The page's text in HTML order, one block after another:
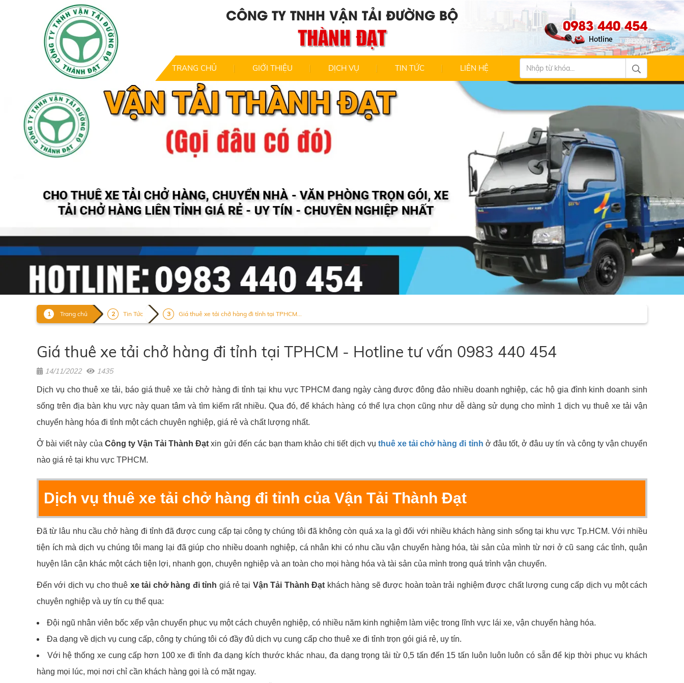
CÔNG TY TNHH VẬN TẢI ĐƯỜNG BỘ
THÀNH ĐẠT 0983 440 454
TRANG CHỦ GIỚI THIỆU DỊCH VỤ TIN TỨC LIÊN HỆ
Trang chủ Tin Tức Giá thuê xe tải chở hàng đi tỉnh tại TPHCM...
Giá thuê xe tải chở hàng đi tỉnh tại TPHCM - Hotline tư vấn 0983 440 454
14/11/2022 1435
Dịch vụ cho thuê xe tải, báo giá thuê xe tải chở hàng đi tỉnh tại khu vực TPHCM đang ngày càng được đông đảo nhiều doanh nghiệp, các hộ gia đình kinh doanh sinh
sống trên địa bàn khu vực này quan tâm và tìm kiếm rất nhiều. Qua đó, để khách hàng có thể lựa chọn cũng như dễ dàng sử dụng cho mình 1 dịch vụ thuê xe tải vận
chuyển hàng hóa đi tỉnh một cách chuyên nghiệp, giá rẻ và chất lượng nhất.
Ở bài viết này của Công ty Vận Tải Thành Đạtxin gửi đến các bạn tham khảo chi tiết dịch vụ thuê xe tải chở hàng đi tỉnh ở đâu tốt, ở đâu uy tín và công ty vận chuyển
nào giá rẻ tại khu vực TPHCM.
Dịch vụ thuê xe tải chở hàng đi tỉnh của Vận Tải Thành Đạt
Đã từ lâu nhu cầu chở hàng đi tỉnh đã được cung cấp tại công ty chúng tôi đã không còn quá xa lạ gì đối với nhiều khách hàng sinh sống tại khu vực Tp.HCM. Với nhiều
tiện ích mà dịch vụ chúng tôi mang lại đã giúp cho nhiều doanh nghiệp, cá nhân khi có nhu cầu vận chuyển hàng hóa, tài sản của mình từ nơi ở cũ sang các tỉnh, quận
huyện lân cận khác một cách tiện lợi, nhanh gọn, chuyên nghiệp và an toàn cho mọi hàng hóa và tài sản của mình trong quá trình vận chuyển.
Đến với dịch vụ cho thuê xe tải chở hàng đi tỉnh giá rẻ tại Vận Tải Thành Đạt khách hàng sẽ được hoàn toàn trải nghiệm được chất lượng cung cấp dịch vụ một cách
chuyên nghiệp và uy tín cụ thể qua:
Đội ngũ nhân viên bốc xếp vận chuyển phục vụ một cách chuyên nghiệp, có nhiều năm kinh nghiệm làm việc trong lĩnh vực lái xe, vận chuyển hàng hóa.
Đa dạng về dịch vụ cung cấp, công ty chúng tôi có đầy đủ dịch vụ cung cấp cho thuê xe đi tỉnh trọn gói giá rẻ, uy tín.
Với hệ thống xe cung cấp hơn 100 xe đi tỉnh đa dạng kích thước khác nhau, đa dạng trọng tải từ 0,5 tấn đến 15 tấn luôn luôn luôn có sẵn để kịp thời phục vụ khách
hàng mọi lúc, mọi nơi chỉ cần khách hàng gọi là có mặt ngay.